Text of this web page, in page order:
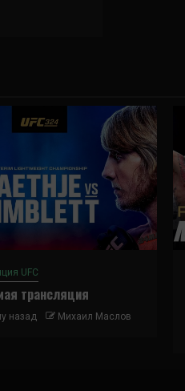
UFC
трансляция
назад Михаил Маслов